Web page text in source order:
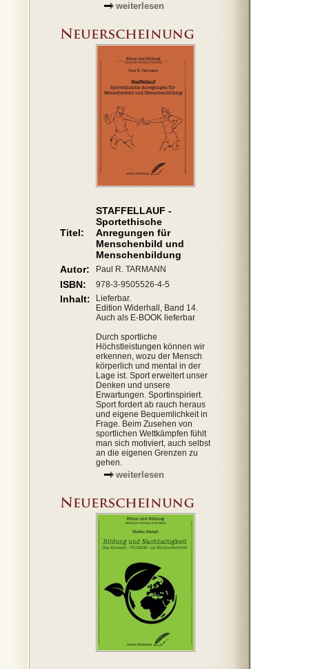
weiterlesen
Titel:
STAFFELLAUF -
Sportethische
Anregungen für
Menschenbild und
Menschenbildung
Autor:
Paul R. TARMANN
ISBN: 978-3-9505526-4-5
Inhalt:
Lieferbar.
Edition Widerhall, Band 14.
Auch als E-BOOK lieferbar
Durch sportliche
Höchstleistungen können wir
erkennen, wozu der Mensch
körperlich und mental in der
Lage ist. Sport erweitert unser
Denken und unsere
Erwartungen. Sportinspiriert.
Sport fordert ab rauch heraus
und eigene Bequemlichkeit in
Frage. Beim Zusehen von
sportlichen Wettkämpfen fühlt
man sich motiviert, auch selbst
an die eigenen Grenzen zu
gehen.
weiterlesen